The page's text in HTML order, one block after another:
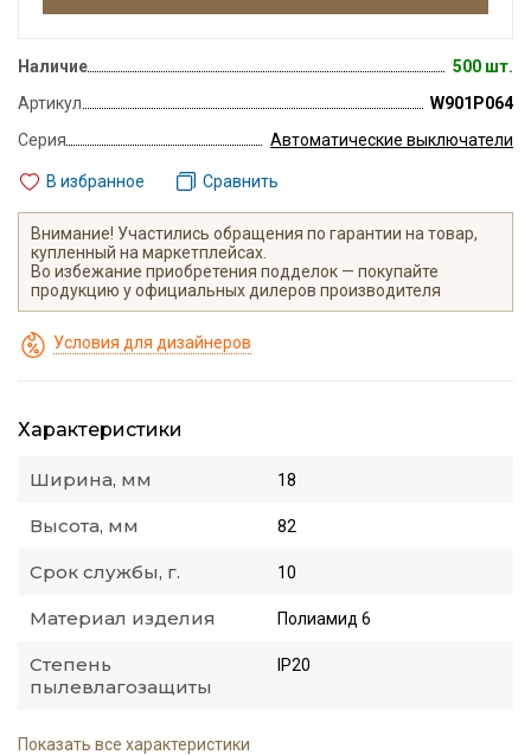
Наличие
500 шт.
Артикул
W901P064
Серия
Автоматические выключатели
В избранное Сравнить
Внимание! Участились обращения по гарантии на товар,
купленный на маркетплейсах.
Во избежание приобретения подделок — покупайте
продукцию у официальных дилеров производителя
Условия для дизайнеров
Характеристики
Ширина, мм 18
Высота, мм 82
Срок службы, г. 10
Материал изделия Полиамид 6
Степень
пылевлагозащиты
IP20
Показать все характеристики